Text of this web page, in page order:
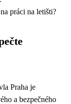
práci na letišti?
Praha je
a bezpečného